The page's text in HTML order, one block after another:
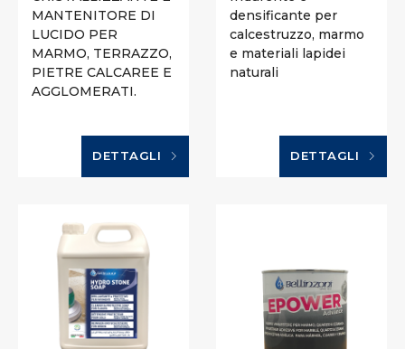
MANTENITORE DI
LUCIDO PER
MARMO, TERRAZZO,
PIETRE CALCAREE E
AGGLOMERATI.
DETTAGLI
densificante per
calcestruzzo, marmo
e materiali lapidei
naturali
DETTAGLI